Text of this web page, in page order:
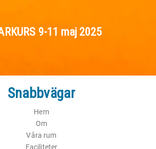
9-11 maj 2025
Snabbvägar
Hem
Om
Våra rum
Faciliteter